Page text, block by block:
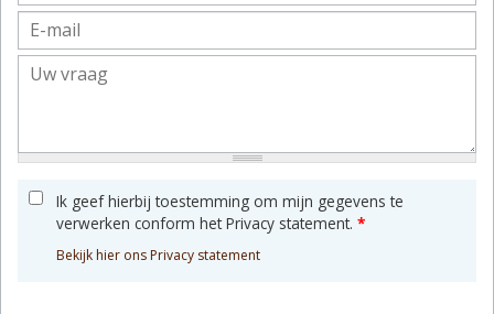
Ik geef hierbij toestemming om mijn gegevens te
verwerken conform het Privacy statement. *
Bekijk hier ons Privacy statement